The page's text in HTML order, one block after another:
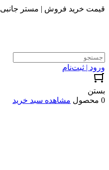
قیمت خرید فروش | مستر جانبی
ورود | ثبت‌نام
بستن
0 محصول
مشاهده سبد خرید